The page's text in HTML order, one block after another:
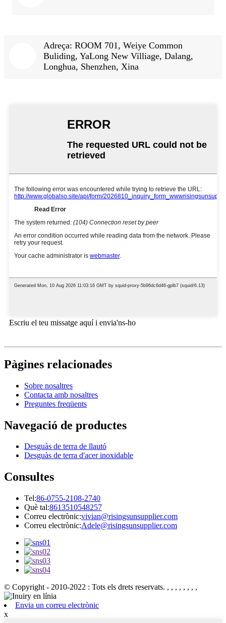
Adreça: ROOM 701, Weiye Common
Buliding, YaLong New Villiage, Dalang,
Longhua, Shenzhen, Xina
Escriu el teu missatge aquí i envia'ns-ho
Pàgines relacionades
Sobre nosaltres
Contacta amb nosaltres
Preguntes freqüents
Navegació de productes
Desguàs de terra de llautó
Desguàs de terra d'acer inoxidable
Consultes
Tel:86-0755-2108-2740
Què tal:8613510548257
Correu electrònic:vivian@risingsunsupplier.com
Correu electrònic:Adele@risingsunsupplier.com
© Copyright - 2010-2022 : Tots els drets reservats. , , , , , , , ,
Envia un correu electrònic
x